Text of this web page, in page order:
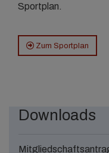
Sportplan.
Zum Sportplan
Downloads